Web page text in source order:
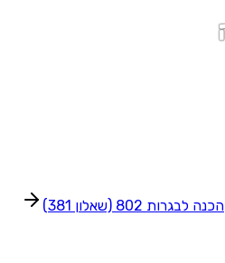
הכנה לבגרות 802 (שאלון 381)